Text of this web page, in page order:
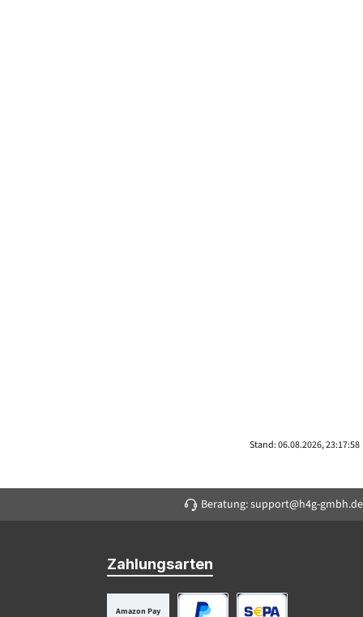
Stand: 06.08.2026, 23:17:58
Beratung: support@h4g-gmbh.de
Zahlungsarten
Amazon Pay